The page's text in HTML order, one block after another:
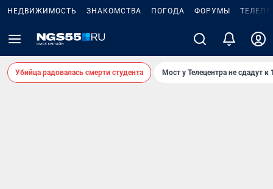
НЕДВИЖИМОСТЬ ЗНАКОМСТВА ПОГОДА ФОРУМЫ
Убийца радовалась смерти студента Мост у Телецентра не сдадут к